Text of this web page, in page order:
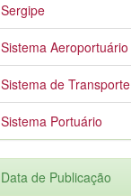
Sergipe
Sistema Aeroportuário
Sistema de Transporte
Sistema Portuário
Data de Publicação